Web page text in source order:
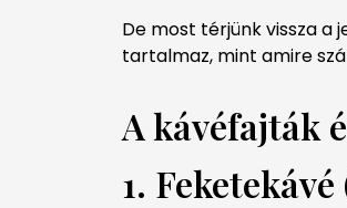
De most térjünk vissza a
tartalmaz, mint amire
A kávéfajták
1.